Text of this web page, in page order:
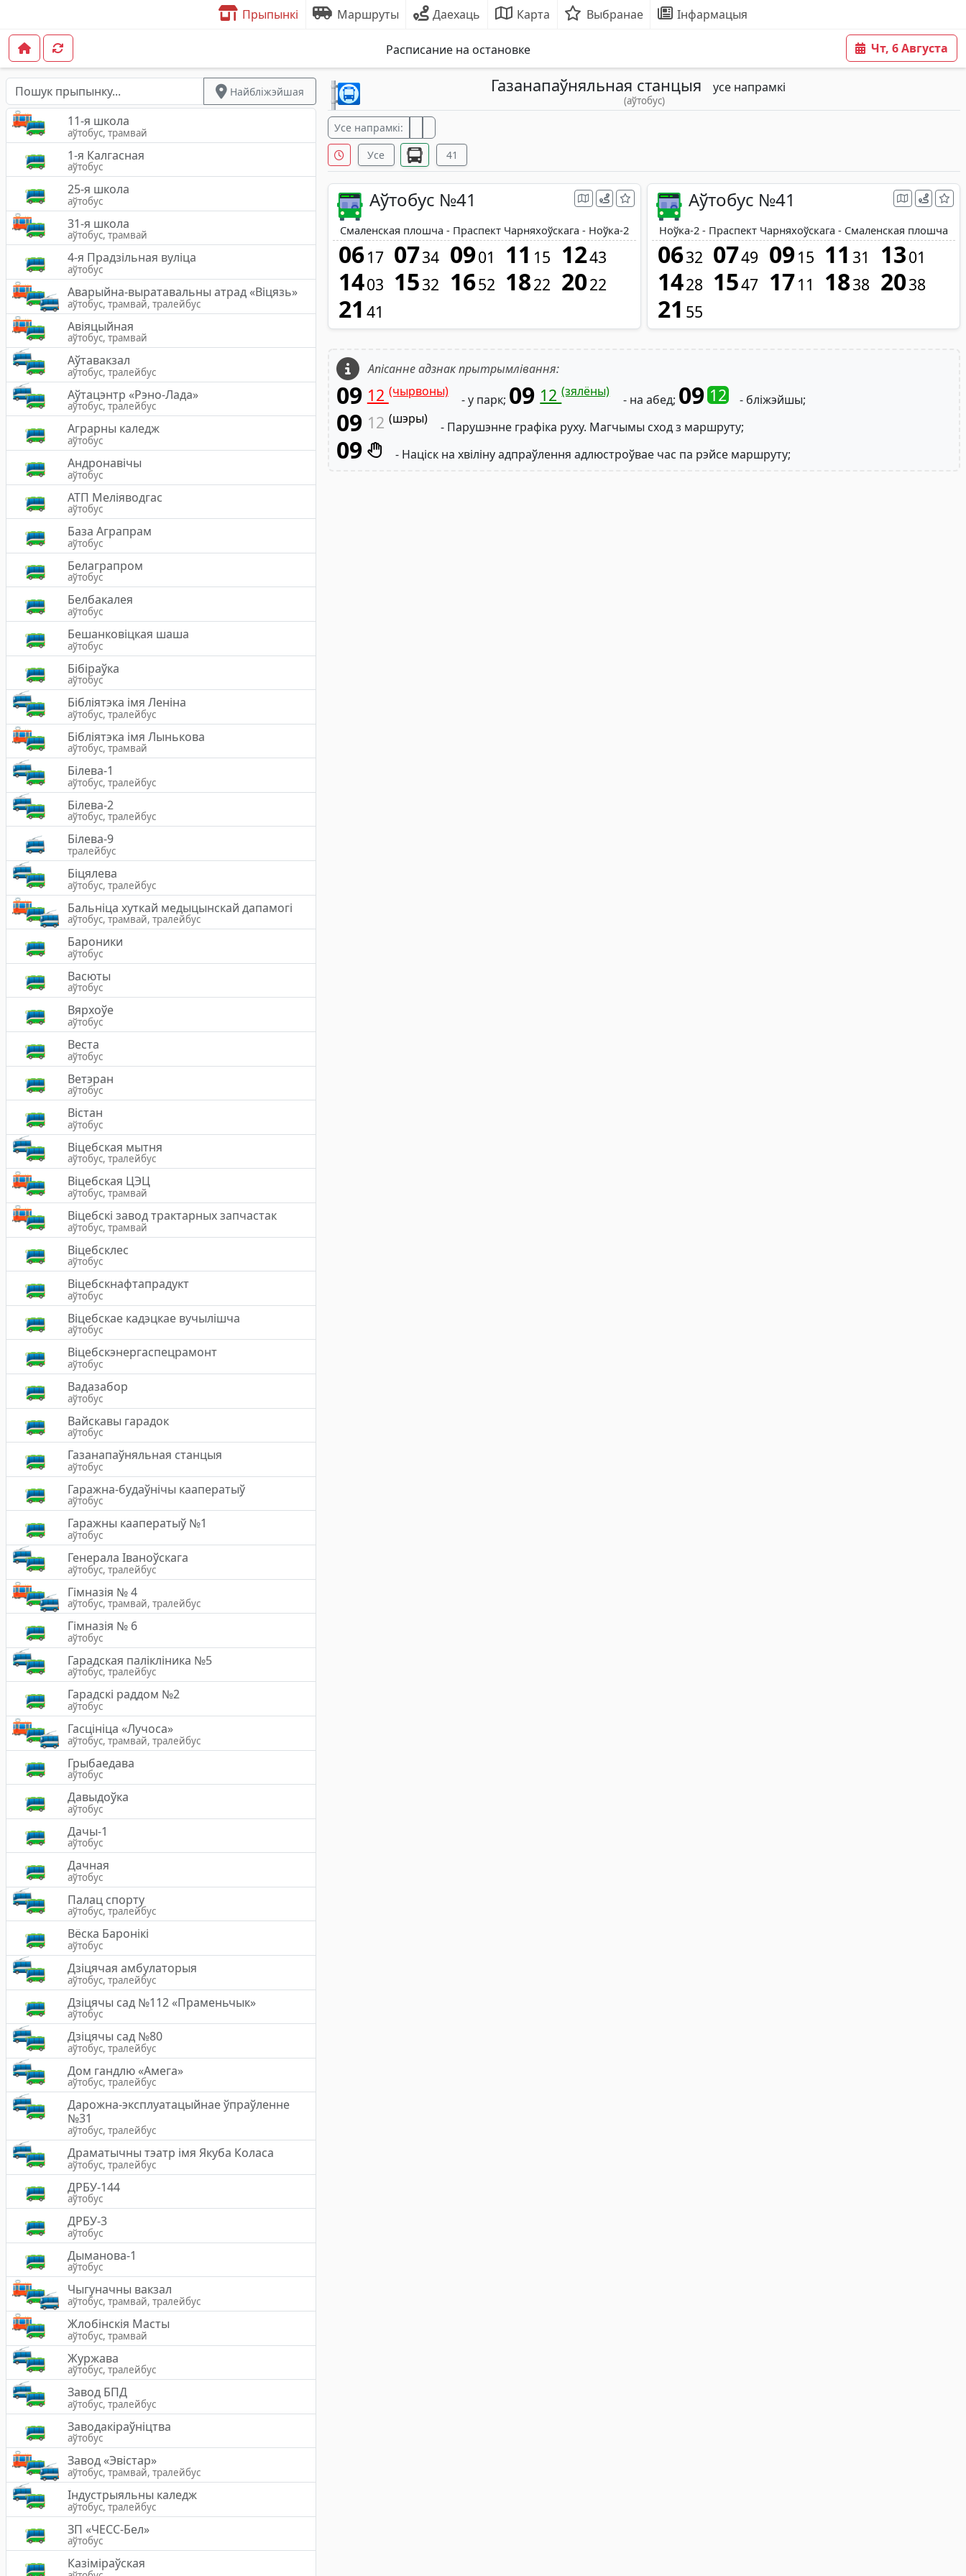
Прыпынкі Маршруты Даехаць Карта Выбранае Інфармацыя
Расписание на остановке Чт, 6 Августа
Найбліжэйшая
11-я школа
аўтобус, трамвай
1-я Калгасная
аўтобус
25-я школа
аўтобус
31-я школа
аўтобус, трамвай
4-я Прадзільная вуліца
аўтобус
Аварыйна-выратавальны атрад «Вiцязь»
аўтобус, трамвай, тралейбус
Авіяцыйная
аўтобус, трамвай
Аўтавакзал
аўтобус, тралейбус
Аўтацэнтр «Рэно-Лада»
аўтобус, тралейбус
Аграрны каледж
аўтобус
Андронавічы
аўтобус
АТП Меліяводгас
аўтобус
База Аграпрам
аўтобус
Белаграпром
аўтобус
Белбакалея
аўтобус
Бешанковіцкая шаша
аўтобус
Бібіраўка
аўтобус
Бібліятэка імя Леніна
аўтобус, тралейбус
Бібліятэка імя Лынькова
аўтобус, трамвай
Білева-1
аўтобус, тралейбус
Білева-2
аўтобус, тралейбус
Білева-9
тралейбус
Біцялева
аўтобус, тралейбус
Бальніца хуткай медыцынскай дапамогі
аўтобус, трамвай, тралейбус
Бароники
аўтобус
Васюты
аўтобус
Вярхоўе
аўтобус
Веста
аўтобус
Ветэран
аўтобус
Вістан
аўтобус
Вiцебская мытня
аўтобус, тралейбус
Віцебская ЦЭЦ
аўтобус, трамвай
Віцебскі завод трактарных запчастак
аўтобус, трамвай
Віцебсклес
аўтобус
Віцебскнафтапрадукт
аўтобус
Віцебскае кадэцкае вучылішча
аўтобус
Віцебскэнергаспецрамонт
аўтобус
Вадазабор
аўтобус
Вайскавы гарадок
аўтобус
Газанапаўняльная станцыя
аўтобус
Гаражна-будаўнічы кааператыў
аўтобус
Гаражны кааператыў №1
аўтобус
Генерала Іваноўскага
аўтобус, тралейбус
Гімназія № 4
аўтобус, трамвай, тралейбус
Гімназія № 6
аўтобус
Гарадская палiклiника №5
аўтобус, тралейбус
Гарадскі раддом №2
аўтобус
Гасцініца «Лучоса»
аўтобус, трамвай, тралейбус
Грыбаедава
аўтобус
Давыдоўка
аўтобус
Дачы-1
аўтобус
Дачная
аўтобус
Палац спорту
аўтобус, тралейбус
Вёска Баронiкi
аўтобус
Дзіцячая амбулаторыя
аўтобус, тралейбус
Дзіцячы сад №112 «Праменьчык»
аўтобус
Дзiцячы сад №80
аўтобус, тралейбус
Дом гандлю «Амега»
аўтобус, тралейбус
Дарожна-эксплуатацыйнае ўпраўленне
№31
аўтобус, тралейбус
Драматычны тэатр імя Якуба Коласа
аўтобус, тралейбус
ДРБУ-144
аўтобус
ДРБУ-3
аўтобус
Дыманова-1
аўтобус
Чыгуначны вакзал
аўтобус, трамвай, тралейбус
Жлобiнскiя Масты
аўтобус, трамвай
Журжава
аўтобус, тралейбус
Завод БПД
аўтобус, тралейбус
Заводакіраўніцтва
аўтобус
Завод «Эвістар»
аўтобус, трамвай, тралейбус
Індустрыяльны каледж
аўтобус, тралейбус
ЗП «ЧЕСС-Бел»
аўтобус
Казіміраўская
Газанапаўняльная станцыя усе напрамкі
(аўтобус)
Усе напрамкі:
Усе 41
Аўтобус №41
Смаленская плошча - Праспект Чарняхоўскага - Ноўка-2
0617 0734 0901 11 15 1243
1403 1532 1652 1822 2022
21 41
Аўтобус №41
Ноўка-2 - Праспект Чарняхоўскага - Смаленская плошча
0632 0749 0915 11 31 1301
1428 1547 1711 1838 2038
21 55
Апісанне адзнак прытрымлівання:
09 12(чырвоны)
- у парк; 09 12(зялёны)
- на абед; 09 12 - бліжэйшы;
09 12 (шэры)
- Парушэнне графіка руху. Магчымы сход з маршруту;
09 - Націск на хвіліну адпраўлення адлюстроўвае час па рэйсе маршруту;